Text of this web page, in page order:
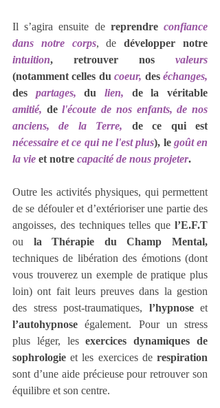
Il s’agira ensuite de reprendre confiance
dans notre corps, de
intuition, retrouver nos
(notamment celles du coeur, des
des partages, du lien,
amitié, de l'écoute de nos enfants, de nos
anciens, de la Terre, de ce qui est
nécessaire et ce qui ne l'est plus), le goût en
la vie et notre capacité de nous projeter.
Outre les activités physiques, qui permettent
de se défouler et d’extérioriser une partie des
angoisses, des techniques telles que l’E.F.T
ou la Thérapie du Champ Mental,
techniques de libération des émotions (dont
vous trouverez un exemple de pratique plus
loin) ont fait leurs preuves dans la gestion
des stress post-traumatiques, l’hypnose
l’autohypnose également. Pour un stress
plus léger, les exercices dynamiques de
sophrologie et les exercices de respiration
sont d’une aide précieuse pour retrouver son
équilibre et son centre.